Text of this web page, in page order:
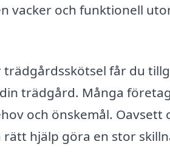
vacker och funktionell
får du
trädgård. Många
och önskemål.
hjälp göra en stor